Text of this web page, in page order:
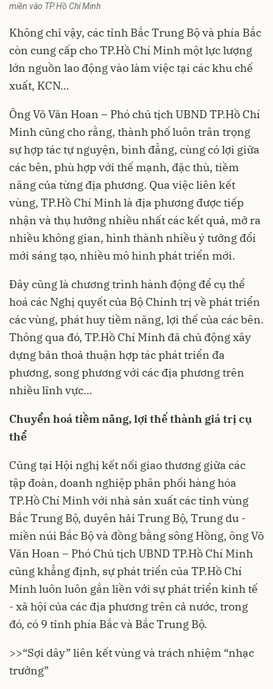
miền vào TP.Hồ Chí Minh
Không chỉ vậy, các tỉnh Bắc Trung Bộ và phía Bắc
còn cung cấp cho TP.Hồ Chí Minh một lực lượng
lớn nguồn lao động vào làm việc tại các khu chế
xuất, KCN…
Ông Võ Văn Hoan – Phó chủ tịch UBND TP.Hồ Chí
Minh cũng cho rằng, thành phố luôn trân trọng
sự hợp tác tự nguyện, bình đẳng, cùng có lợi giữa
các bên, phù hợp với thế mạnh, đặc thù, tiềm
năng của từng địa phương. Qua việc liên kết
vùng, TP.Hồ Chí Minh là địa phương được tiếp
nhận và thụ hưởng nhiều nhất các kết quả, mở ra
nhiều không gian, hình thành nhiều ý tưởng đổi
mới sáng tạo, nhiều mô hình phát triển mới.
Đây cũng là chương trình hành động để cụ thể
hoá các Nghị quyết của Bộ Chính trị về phát triển
các vùng, phát huy tiềm năng, lợi thế của các bên.
Thông qua đó, TP.Hồ Chí Minh đã chủ động xây
dựng bản thoả thuận hợp tác phát triển đa
phương, song phương với các địa phương trên
nhiều lĩnh vực…
Chuyển hoá tiềm năng, lợi thế thành giá trị cụ
thể
Cũng tại Hội nghị kết nối giao thương giữa các
tập đoàn, doanh nghiệp phân phối hàng hóa
TP.Hồ Chí Minh với nhà sản xuất các tỉnh vùng
Bắc Trung Bộ, duyên hải Trung Bộ, Trung du -
miền núi Bắc Bộ và đồng bằng sông Hồng, ông Võ
Văn Hoan – Phó Chủ tịch UBND TP.Hồ Chí Minh
cũng khẳng định, sự phát triển của TP.Hồ Chí
Minh luôn luôn gắn liền với sự phát triển kinh tế
- xã hội của các địa phương trên cả nước, trong
đó, có 9 tỉnh phía Bắc và Bắc Trung Bộ.
>>“Sợi dây” liên kết vùng và trách nhiệm “nhạc
trưởng”